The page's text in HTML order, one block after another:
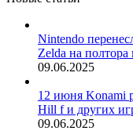
Nintendo
Zelda на полтора
09.06.2025
12 июня Konami
Hill f и других
09.06.2025